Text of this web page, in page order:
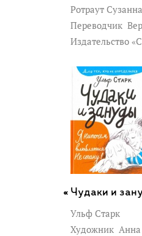
Ротраут
Переводчик
Издательство
Чудаки и
Ульф Старк
Художник Анна